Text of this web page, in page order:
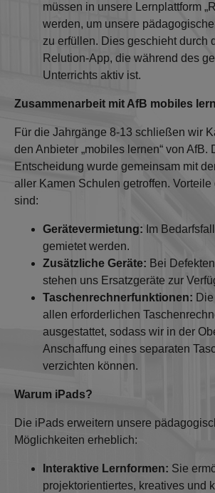
müssen in unsere Lernplattform
werden, um unsere
zu erfüllen. Dies geschieht durch
Relution-App, die während des
Unterrichts aktiv ist.
Zusammenarbeit mit AfB mobiles
Für die Jahrgänge 8-13 schließen wir
den Anbieter „mobiles lernen“ von AfB.
Entscheidung wurde gemeinsam mit
aller Kamen Schulen getroffen.
sind:
Gerätevermietung: Im
gemietet werden.
Zusätzliche Geräte: Bei
stehen uns Ersatzgeräte zur
Taschenrechnerfunktionen:
allen erforderlichen
ausgestattet, sodass wir in der
Anschaffung eines separaten
verzichten können.
Warum iPads?
Die iPads erweitern unsere
Möglichkeiten erheblich:
Interaktive Lernformen: Sie
projektorientiertes, kreatives und